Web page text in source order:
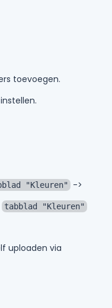
toevoegen.
"Kleuren" ->
tabblad "Kleuren"
uploaden via